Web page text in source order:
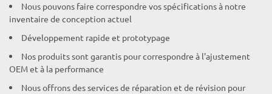
Nous pouvons faire correspondre vos spécifications à notre
inventaire de conception actuel
Développement rapide et prototypage
Nos produits sont garantis pour correspondre à l'ajustement
OEM et à la performance
Nous offrons des services de réparation et de révision pour